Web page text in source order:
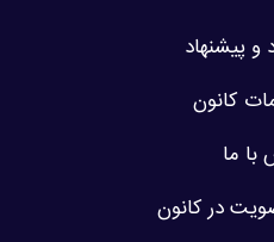
و پیشنهاد
کانون
ما
در کانون